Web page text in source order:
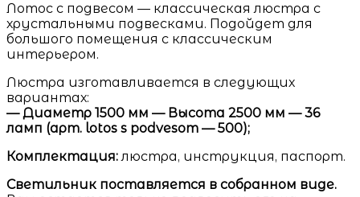
Лотос с подвесом — классическая люстра с
хрустальными подвесками. Подойдет для
большого помещения с классическим
интерьером.
Люстра изготавливается в следующих
вариантах:
— Диаметр 1500 мм — Высота 2500 мм — 36
ламп (арт. lotos s podvesom — 500);
Комплектация:люстра, инструкция, паспорт.
Светильник поставляется в собранном виде.